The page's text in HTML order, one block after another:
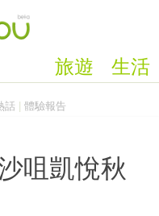
生活
旅遊
話 體驗報告
咀凱悅秋